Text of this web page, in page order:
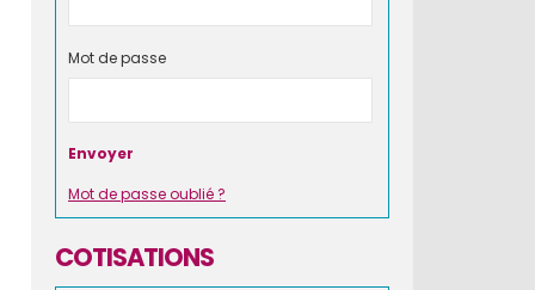
Mot de passe
Mot de passe oublié ?
COTISATIONS